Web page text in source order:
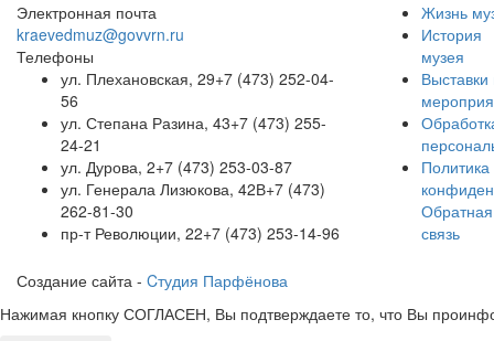
Электронная почта
kraevedmuz@govvrn.ru
Телефоны
ул. Плехановская, 29+7 (473) 252-04-
56
ул. Степана Разина, 43+7 (473) 255-
24-21
ул. Дурова, 2+7 (473) 253-03-87
ул. Генерала Лизюкова, 42В+7 (473)
262-81-30
пр-т Революции, 22+7 (473) 253-14-96
Жизнь
История
музея
Выставки
Политика
Обратная
связь
Создание сайта - Cтудия Парфёнова
Нажимая кнопку СОГЛАСЕН, Вы подтверждаете то, что Вы